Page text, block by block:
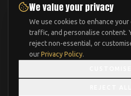
We value your privacy
We use cookies to enhance
traffic, and personalise content.
reject non-essential, or
ourPrivacy Policy.